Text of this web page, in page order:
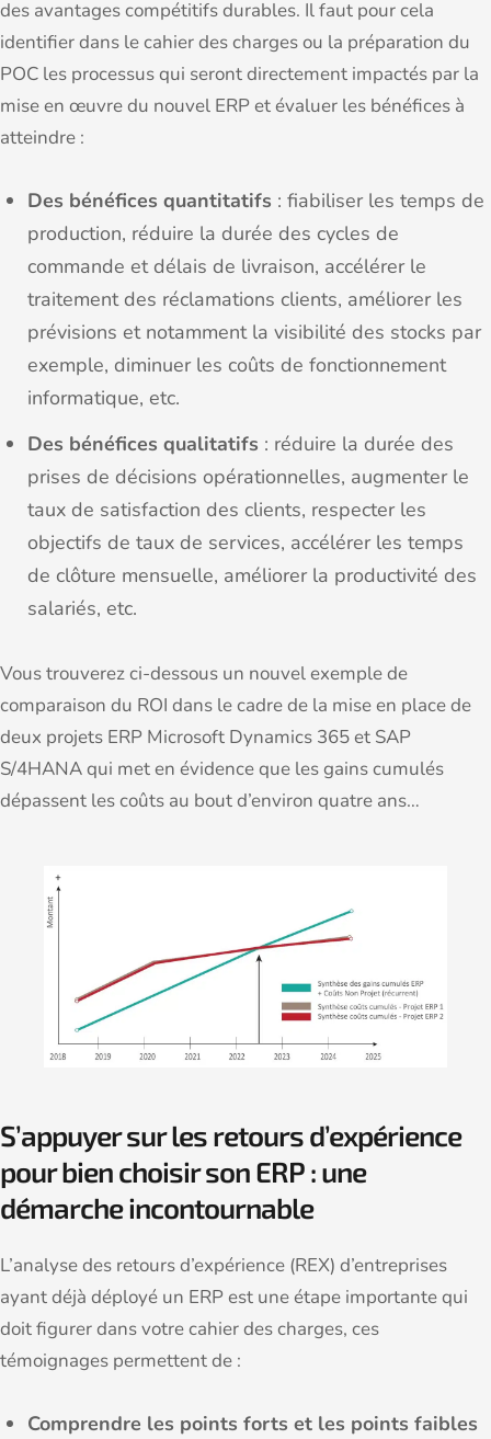
des avantages compétitifs durables. Il faut pour cela
identifier dans le cahier des charges ou la préparation du
POC les processus qui seront directement impactés par la
mise en œuvre du nouvel ERP et évaluer les bénéfices à
atteindre :
Des bénéfices quantitatifs : fiabiliser les temps de
production, réduire la durée des cycles de
commande et délais de livraison, accélérer le
traitement des réclamations clients, améliorer les
prévisions et notamment la visibilité des stocks par
exemple, diminuer les coûts de fonctionnement
informatique, etc.
Des bénéfices qualitatifs : réduire la durée des
prises de décisions opérationnelles, augmenter le
taux de satisfaction des clients, respecter les
objectifs de taux de services, accélérer les temps
de clôture mensuelle, améliorer la productivité des
salariés, etc.
Vous trouverez ci-dessous un nouvel exemple de
comparaison du ROI dans le cadre de la mise en place de
deux projets ERP Microsoft Dynamics 365 et SAP
S/4HANA qui met en évidence que les gains cumulés
dépassent les coûts au bout d’environ quatre ans…
S’appuyer sur les retours d’expérience
pour bien choisir son ERP : une
démarche incontournable
L’analyse des retours d’expérience (REX) d’entreprises
ayant déjà déployé un ERP est une étape importante qui
doit figurer dans votre cahier des charges, ces
témoignages permettent de :
Comprendre les points forts et les points faibles